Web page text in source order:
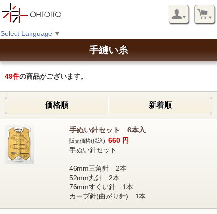
Select Language ▼
手縫い糸
49件の商品がございます。
価格順 新着順
手ぬい針セット 6本入
販売価格(税込): 660 円
手ぬい針セット
46mm三角針 2本
52mm丸針 2本
76mmすくい針 1本
カーブ針(曲がり針) 1本